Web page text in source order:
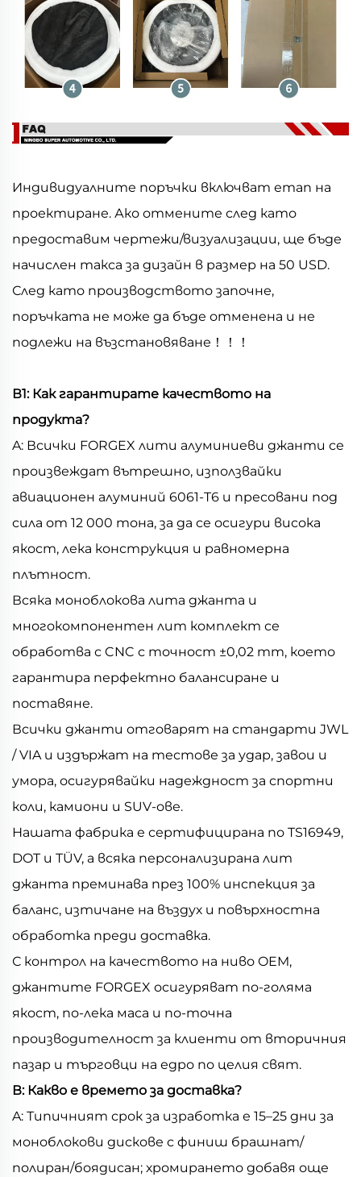
Индивидуалните поръчки включват етап на
проектиране. Ако отмените след като
предоставим чертежи/визуализации, ще бъде
начислен такса за дизайн в размер на 50 USD.
След като производството започне,
поръчката не може да бъде отменена и не
подлежи на възстановяване！！！
В1: Как гарантирате качеството на
продукта?
A: Всички FORGEX лити алуминиеви джанти се
произвеждат вътрешно, използвайки
авиационен алуминий 6061-T6 и пресовани под
сила от 12 000 тона, за да се осигури висока
якост, лека конструкция и равномерна
плътност.
Всяка моноблокова лита джанта и
многокомпонентен лит комплект се
обработва с CNC с точност ±0,02 mm, което
гарантира перфектно балансиране и
поставяне.
Всички джанти отговарят на стандарти JWL
/ VIA и издържат на тестове за удар, завои и
умора, осигурявайки надеждност за спортни
коли, камиони и SUV-ове.
Нашата фабрика е сертифицирана по TS16949,
DOT и TÜV, а всяка персонализирана лит
джанта преминава през 100% инспекция за
баланс, изтичане на въздух и повърхностна
обработка преди доставка.
С контрол на качеството на ниво OEM,
джантите FORGEX осигуряват по-голяма
якост, по-лека маса и по-точна
производителност за клиенти от вторичния
пазар и търговци на едро по целия свят.
В: Какво е времето за доставка?
A: Типичният срок за изработка е 15–25 дни за
моноблокови дискове с финиш брашнат/
полиран/боядисан; хромирането добавя още